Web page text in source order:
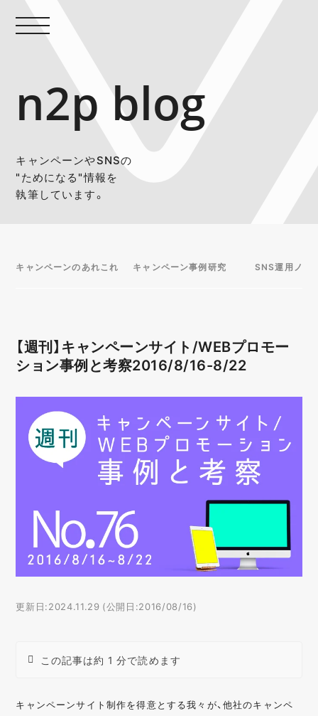
n2p blog
キャンペーンやSNSの
"ためになる"情報を
執筆しています。
キャンペーンのあれこれ キャンペーン事例研究 SNS運用ノウ
【週刊】キャンペーンサイト/WEBプロモー
ション事例と考察2016/8/16-8/22
更新日:2024.11.29 (公開日:2016/08/16)
この記事は約 1 分で読めます
キャンペーンサイト制作を得意とする我々が、他社のキャンペ